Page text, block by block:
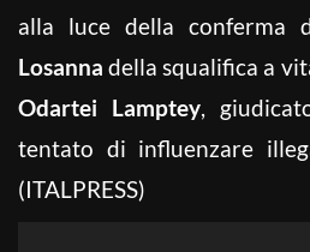
alla luce della conferma
Losanna della squalifica a
Odartei Lamptey,
tentato di influenzare
(ITALPRESS)